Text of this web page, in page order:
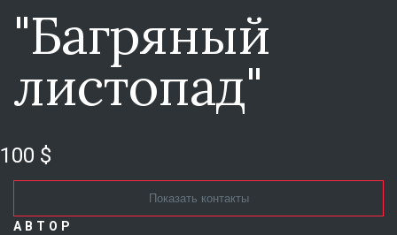
"Багряный
листопад"
100 $
Показать контакты
АВТОР